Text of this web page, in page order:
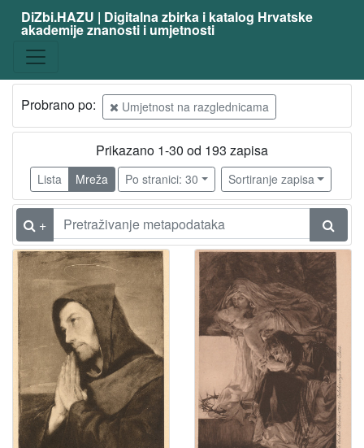
DiZbi.HAZU | Digitalna zbirka i katalog Hrvatske
akademije znanosti i umjetnosti
Probrano po: Umjetnost na razglednicama
Prikazano 1-30 od 193 zapisa
Lista Mreža Po stranici: 30 Sortiranje zapisa
+